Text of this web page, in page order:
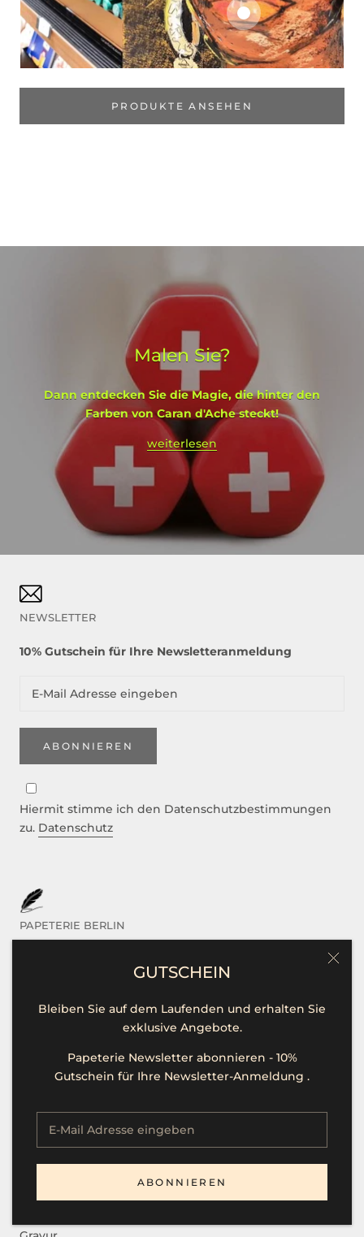
GUTSCHEIN
Bleiben Sie auf dem Laufenden und erhalten Sie
exklusive Angebote.
Papeterie Newsletter abonnieren - 10%
Gutschein für Ihre Newsletter-Anmeldung .
ABONNIEREN
PRODUKTE ANSEHEN
Malen Sie?
Dann entdecken Sie die Magie, die hinter den
Farben von Caran d'Ache steckt!
weiterlesen
NEWSLETTER
10% Gutschein für Ihre Newsletteranmeldung
ABONNIEREN
Hiermit stimme ich den Datenschutzbestimmungen
zu. Datenschutz
PAPETERIE BERLIN
Öffnungszeiten